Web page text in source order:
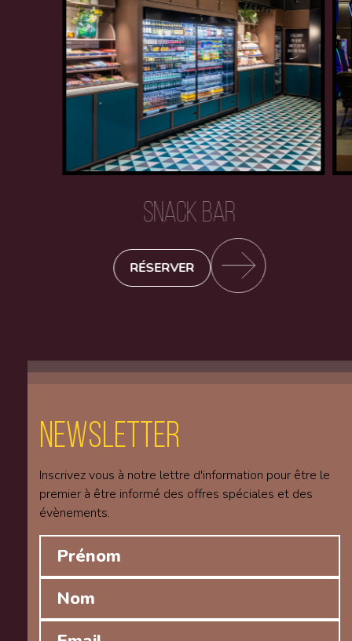
SNACK BAR
RÉSERVER
Newsletter
Inscrivez vous à notre lettre d'information pour être le
premier à être informé des offres spéciales et des
évènements.